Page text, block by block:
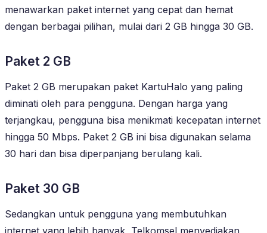
menawarkan paket internet yang cepat dan hemat
dengan berbagai pilihan, mulai dari 2 GB hingga 30 GB.
Paket 2 GB
Paket 2 GB merupakan paket KartuHalo yang paling
diminati oleh para pengguna. Dengan harga yang
terjangkau, pengguna bisa menikmati kecepatan internet
hingga 50 Mbps. Paket 2 GB ini bisa digunakan selama
30 hari dan bisa diperpanjang berulang kali.
Paket 30 GB
Sedangkan untuk pengguna yang membutuhkan
internet yang lebih banyak, Telkomsel menyediakan